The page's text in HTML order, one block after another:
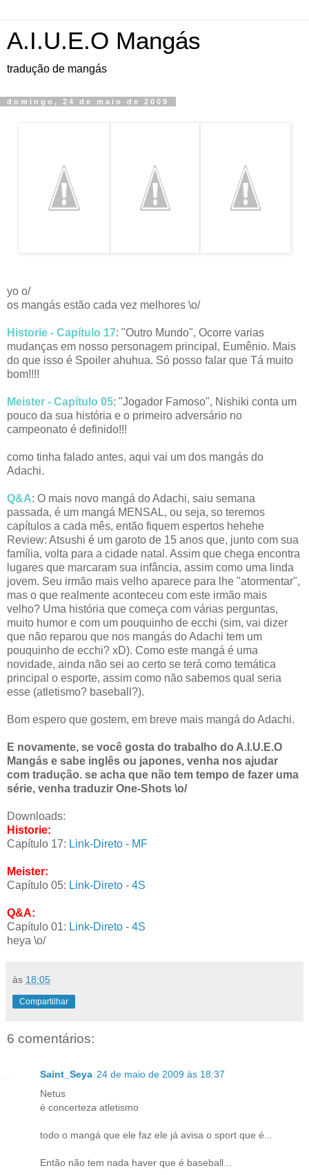
A.I.U.E.O Mangás
tradução de mangás
domingo, 24 de maio de 2009
yo o/
os mangás estão cada vez melhores \o/
Historie - Capítulo 17: "Outro Mundo", Ocorre varias
mudanças em nosso personagem principal, Eumênio. Mais
do que isso é Spoiler ahuhua. Só posso falar que Tá muito
bom!!!!
Meister - Capítulo 05: "Jogador Famoso", Nishiki conta um
pouco da sua história e o primeiro adversário no
campeonato é definido!!!
como tinha falado antes, aqui vai um dos mangás do
Adachi.
Q&A: O mais novo mangá do Adachi, saiu semana
passada, é um mangá MENSAL, ou seja, so teremos
capítulos a cada mês, então fiquem espertos hehehe
Review: Atsushi é um garoto de 15 anos que, junto com sua
família, volta para a cidade natal. Assim que chega encontra
lugares que marcaram sua infância, assim como uma linda
jovem. Seu irmão mais velho aparece para lhe "atormentar",
mas o que realmente aconteceu com este irmão mais
velho? Uma história que começa com várias perguntas,
muito humor e com um pouquinho de ecchi (sim, vai dizer
que não reparou que nos mangás do Adachi tem um
pouquinho de ecchi? xD). Como este mangá é uma
novidade, ainda não sei ao certo se terá como temática
principal o esporte, assim como não sabemos qual seria
esse (atletismo? baseball?).
Bom espero que gostem, em breve mais mangá do Adachi.
E novamente, se você gosta do trabalho do A.I.U.E.O
Mangás e sabe inglês ou japones, venha nos ajudar
com tradução. se acha que não tem tempo de fazer uma
série, venha traduzir One-Shots \o/
Downloads:
Historie:
Capítulo 17: Link-Direto - MF
Meister:
Capítulo 05: Link-Direto - 4S
Q&A:
Capítulo 01: Link-Direto - 4S
heya \o/
às 18:05
Compartilhar
6 comentários:
Saint_Seya 24 de maio de 2009 às 18:37
Netus
é concerteza atletismo
todo o mangá que ele faz ele já avisa o sport que é...
Então não tem nada haver que é baseball...